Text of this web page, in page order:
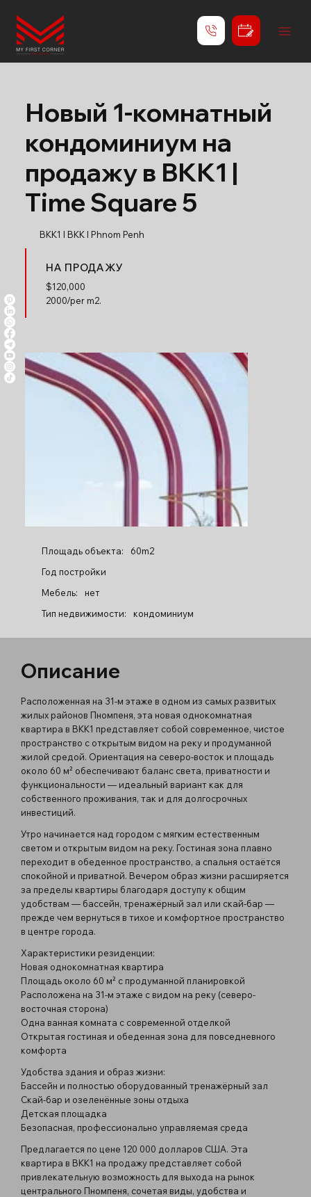
Новый 1-комнатный
кондоминиум на
продажу в BKK1 |
Time Square 5
BKK1 l BKK l Phnom Penh
НА ПРОДАЖУ
$120,000
2000/per m2.
Площадь объекта:
60m2
Год постройки
Мебель:
нет
Тип недвижимости:
кондоминиум
Описание
Расположенная на 31-м этаже в одном из самых развитых
жилых районов Пномпеня, эта новая однокомнатная
квартира в BKK1 представляет собой современное, чистое
пространство с открытым видом на реку и продуманной
жилой средой. Ориентация на северо-восток и площадь
около 60 м² обеспечивают баланс света, приватности и
функциональности — идеальный вариант как для
собственного проживания, так и для долгосрочных
инвестиций.
Утро начинается над городом с мягким естественным
светом и открытым видом на реку. Гостиная зона плавно
переходит в обеденное пространство, а спальня остаётся
спокойной и приватной. Вечером образ жизни расширяется
за пределы квартиры благодаря доступу к общим
удобствам — бассейн, тренажёрный зал или скай-бар —
прежде чем вернуться в тихое и комфортное пространство
в центре города.
Характеристики резиденции:
Новая однокомнатная квартира
Площадь около 60 м² с продуманной планировкой
Расположена на 31-м этаже с видом на реку (северо-
восточная сторона)
Одна ванная комната с современной отделкой
Открытая гостиная и обеденная зона для повседневного
комфорта
Удобства здания и образ жизни:
Бассейн и полностью оборудованный тренажёрный зал
Скай-бар и озеленённые зоны отдыха
Детская площадка
Безопасная, профессионально управляемая среда
Предлагается по цене 120 000 долларов США. Эта
квартира в BKK1 на продажу представляет собой
привлекательную возможность для выхода на рынок
центрального Пномпеня, сочетая виды, удобства и